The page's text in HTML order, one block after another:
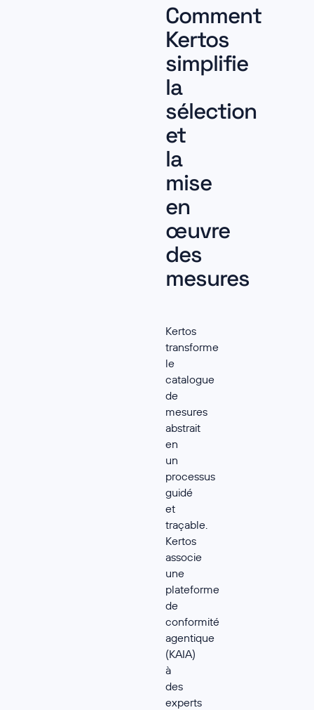
Comment
Kertos
simplifie
la
sélection
et
la
mise
en
œuvre
des
mesures
Kertos
transforme
le
catalogue
de
mesures
abstrait
en
un
processus
guidé
et
traçable.
Kertos
associe
une
plateforme
de
conformité
agentique
(KAIA)
à
des
experts